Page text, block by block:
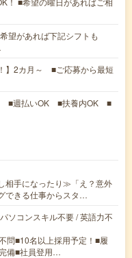
望があれば下記シフトも
】2カ月～ ■ご応募から最短
■週払いOK ■扶養内OK ■
相手になったり≫「え？意外
できる仕事からスタ…
ソコンスキル不要 / 英語力不
問■10名以上採用予定！■履
備■社員登用…